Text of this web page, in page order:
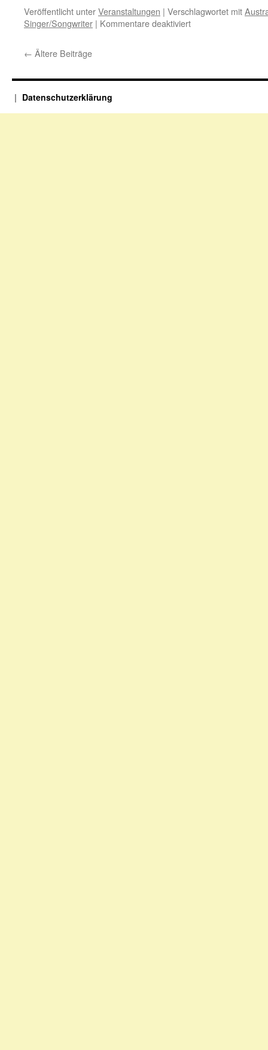
Veröffentlicht unterVeranstaltungen | Verschlagwortet mit
Singer/Songwriter | Kommentare deaktiviertfür
20
← Ältere Beiträge
Datenschutzerklärung